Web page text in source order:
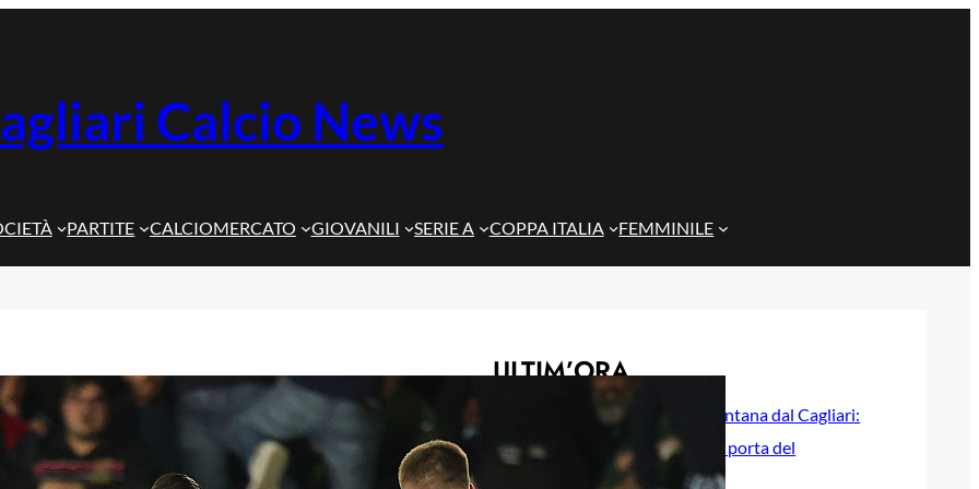
Calcio News
PARTITE CALCIOMERCATO GIOVANILI SERIE A COPPA ITALIA FEMMINILE
ULTIM’ORA
Quintero si allontana dal Cagliari:
per lui si apre la porta del
campionato colombiano